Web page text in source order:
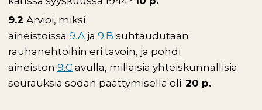
9.2 Arvioi, miksi
aineistoissa 9.A ja 9.B suhtaudutaan
rauhanehtoihin eri tavoin, ja pohdi
aineiston 9.C avulla, millaisia yhteiskunnallisia
seurauksia sodan päättymisellä oli. 20 p.